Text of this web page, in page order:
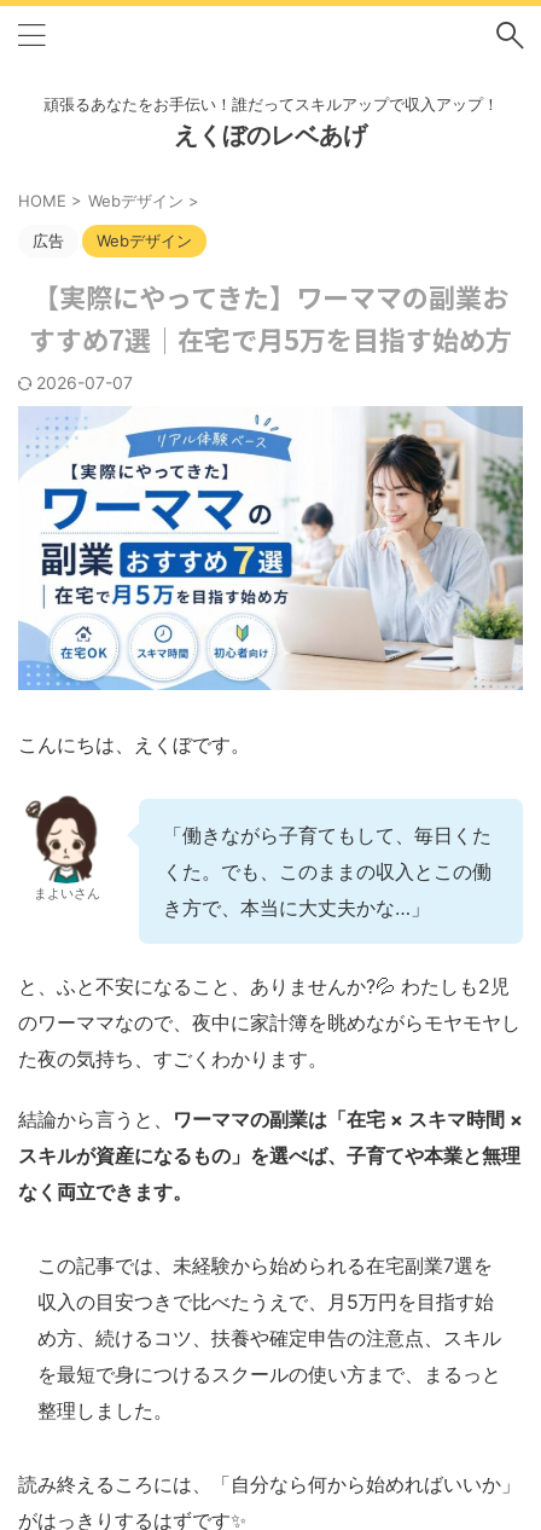
頑張るあなたをお手伝い！誰だってスキルアップで収入アップ！
えくぼのレベあげ
HOME > Webデザイン >
広告 Webデザイン
【実際にやってきた】ワーママの副業お
すすめ7選｜在宅で月5万を目指す始め方
2026-07-07
こんにちは、えくぼです。
まよいさん
「働きながら子育てもして、毎日くた
くた。でも、このままの収入とこの働
き方で、本当に大丈夫かな…」
と、ふと不安になること、ありませんか?💦 わたしも2児
のワーママなので、夜中に家計簿を眺めながらモヤモヤし
た夜の気持ち、すごくわかります。
結論から言うと、 ワーママの副業は「在宅 × スキマ時間 ×
スキルが資産になるもの」を選べば、子育てや本業と無理
なく両立できます。
この記事では、未経験から始められる在宅副業7選を
収入の目安つきで比べたうえで、月5万円を目指す始
め方、続けるコツ、扶養や確定申告の注意点、スキル
を最短で身につけるスクールの使い方まで、まるっと
整理しました。
読み終えるころには、「自分なら何から始めればいいか」
がはっきりするはずです✨